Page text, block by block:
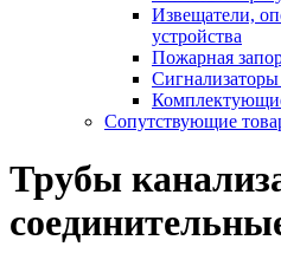
Извещатели,
устройства
Пожарная
Сопутствующие
Трубы